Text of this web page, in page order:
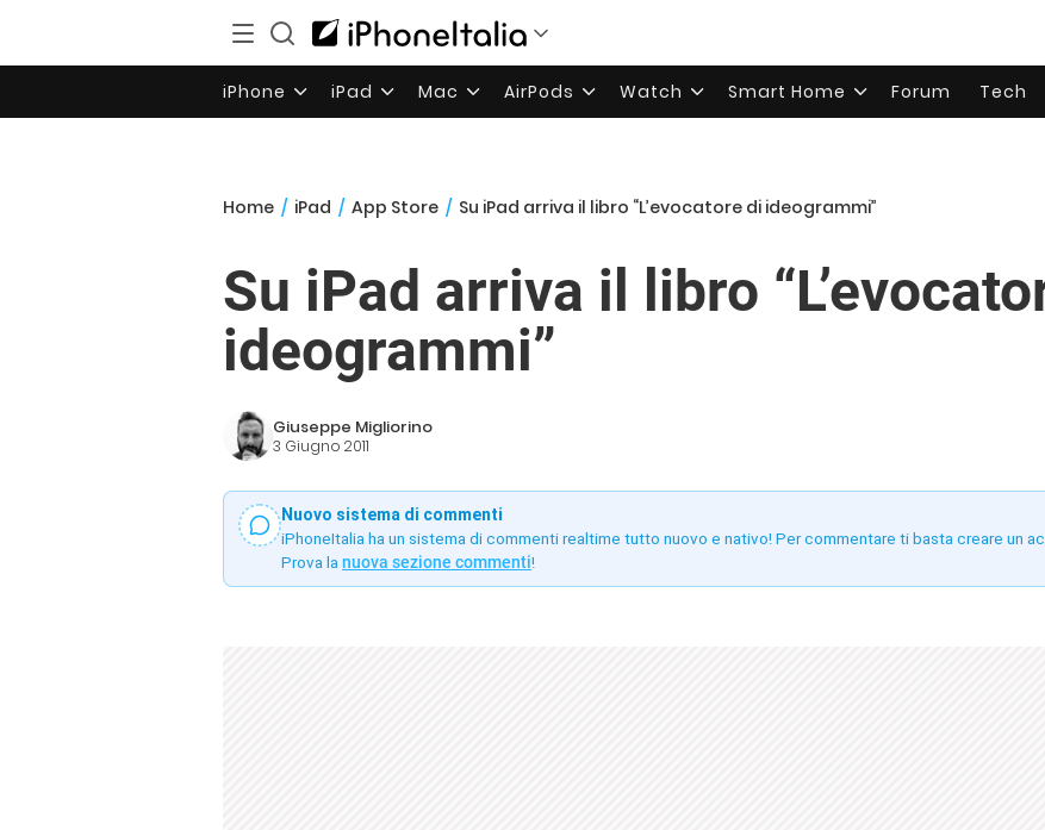
iPhone iPad Mac AirPods Watch Smart Home Forum Tech
Home / iPad / App Store / Su iPad arriva il libro “L’evocatore di ideogrammi”
Su iPad arriva il libro
ideogrammi”
Giuseppe Migliorino
3 Giugno 2011
Nuovo sistema di commenti
iPhoneItalia ha un sistema di commenti realtime tutto nuovo e nativo! Per commentare ti basta creare un
Prova la nuova sezione commenti!